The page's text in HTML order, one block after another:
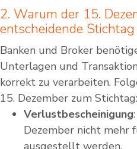
2. Warum der 15.
entscheidende
Banken und Broker
Unterlagen und
korrekt zu verarbeiten.
15. Dezember zum Stichtag:
Verlustbescheinigung
Dezember nicht mehr
ausgestellt werden.